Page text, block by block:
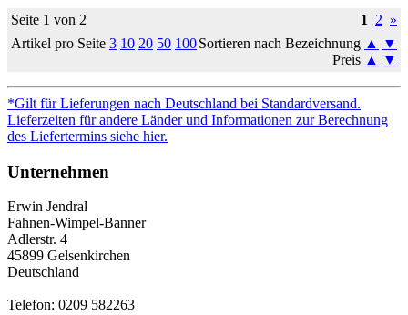
Seite 1 von 2 1 2 »
Artikel pro Seite 3 10 20 50 100Sortieren nach Bezeichnung ▲
▼
Preis ▲ ▼
*Gilt für Lieferungen nach Deutschland bei Standardversand.
Lieferzeiten für andere Länder und Informationen zur Berechnung
des Liefertermins siehe hier.
Unternehmen
Erwin Jendral
Fahnen-Wimpel-Banner
Adlerstr. 4
45899 Gelsenkirchen
Deutschland
Telefon: 0209 582263